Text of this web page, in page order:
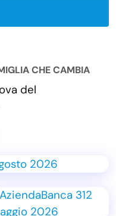
CHE CAMBIA
del